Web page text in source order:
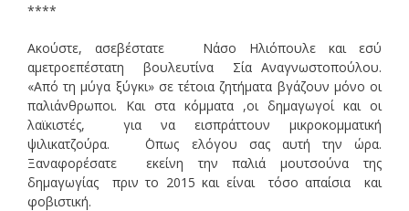
****​
Ακούστε, ασεβέστατε Νάσο Ηλιόπουλε και εσύ
αμετροεπέστατη βουλευτίνα Σία Αναγνωστοπούλου.
«Από τη μύγα ξύγκι» σε τέτοια ζητήματα βγάζουν μόνο οι
παλιάνθρωποι. Και στα κόμματα ,οι δημαγωγοί και οι
λαϊκιστές, για να εισπράττουν μικροκομματική
ψιλικατζούρα. ΄Οπως ελόγου σας αυτή την ώρα.
Ξαναφορέσατε εκείνη την παλιά μουτσούνα της
δημαγωγίας πριν το 2015 και είναι τόσο απαίσια και
φοβιστική.